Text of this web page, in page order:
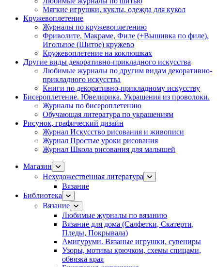
Мягкие игрушки, куклы, одежда для кукол
Кружевоплетение
Журналы по кружевоплетению
Фриволите, Макраме, Филе (+Вышивка по филе),
Игольное (Шитое) кружево
Кружевоплетение на коклюшках
Другие виды декоративно-прикладного искусства
Любимые журналы по другим видам декоративно-
прикладного искусства
Книги по декоративно-прикладному искусству
Бисероплетение. Ювелирика. Украшения из проволоки.
Журналы по бисероплетению
Обучающая литература по украшениям
Рисунок, графический дизайн
Журнал Искусство рисования и живописи
Журнал Простые уроки рисования
Журнал Школа рисования для малышей
Магазин
Нехудожественная литература
Вязание
Библиотека
Вязание
Любимые журналы по вязанию
Вязание для дома (Салфетки, Скатерти,
Пледы, Покрывала)
Амигуруми. Вязаные игрушки, сувениры
Узоры, мотивы крючком, схемы спицами,
обвязка края